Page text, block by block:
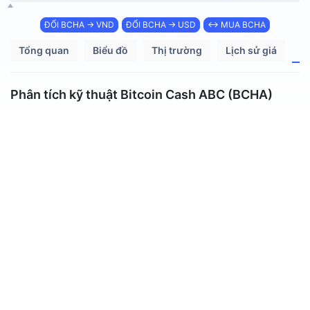
ĐỔI BCHA → VND ĐỔI BCHA → USD ↔ MUA BCHA
Tổng quan Biểu đồ Thị trường Lịch sử giá
Phân tích kỹ thuật Bitcoin Cash ABC (BCHA)